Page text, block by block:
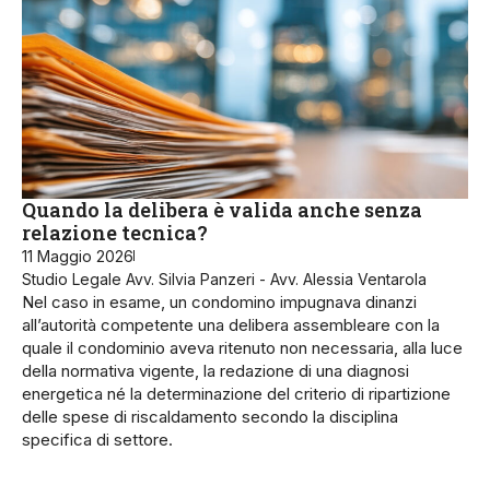
Quando la delibera è valida anche senza
relazione tecnica?
11 Maggio 2026
Studio Legale Avv. Silvia Panzeri - Avv. Alessia Ventarola
Nel caso in esame, un condomino impugnava dinanzi
all’autorità competente una delibera assembleare con la
quale il condominio aveva ritenuto non necessaria, alla luce
della normativa vigente, la redazione di una diagnosi
energetica né la determinazione del criterio di ripartizione
delle spese di riscaldamento secondo la disciplina
specifica di settore.